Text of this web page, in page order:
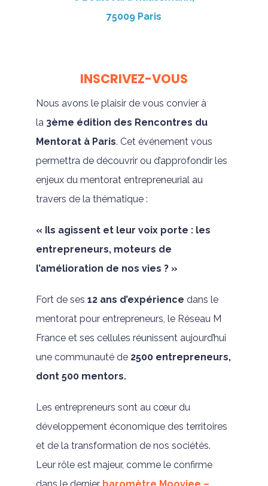
75009 Paris
INSCRIVEZ-VOUS
Nous avons le plaisir de vous convier à
la 3ème édition des Rencontres du
Mentorat à Paris. Cet événement vous
permettra de découvrir ou d’approfondir les
enjeux du mentorat entrepreneurial au
travers de la thématique :
« Ils agissent et leur voix porte : les
entrepreneurs, moteurs de
l’amélioration de nos vies ? »
Fort de ses 12 ans d’expérience dans le
mentorat pour entrepreneurs, le Réseau M
France et ses cellules réunissent aujourd’hui
une communauté de 2500 entrepreneurs,
dont 500 mentors.
Les entrepreneurs sont au cœur du
développement économique des territoires
et de la transformation de nos sociétés.
Leur rôle est majeur, comme le confirme